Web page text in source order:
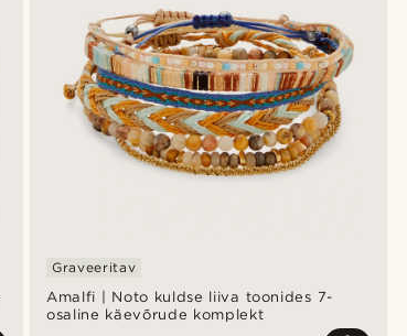
Amalfi | Noto kuldse liiva toonides 7-
osaline käevõrude komplekt
Graveeritav